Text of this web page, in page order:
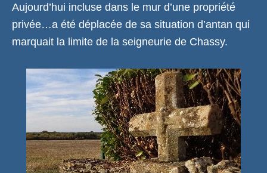
Aujourd’hui incluse dans le mur d’une propriété
privée…a été déplacée de sa situation d’antan qui
marquait la limite de la seigneurie de Chassy.